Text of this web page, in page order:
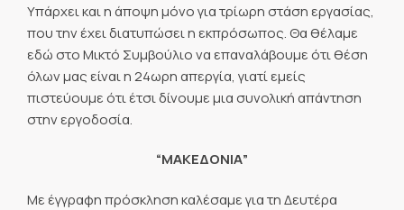
Υπάρχει και η άποψη μόνο για τρίωρη στάση εργασίας,
που την έχει διατυπώσει η εκπρόσωπος. Θα θέλαμε
εδώ στο Μικτό Συμβούλιο να επαναλάβουμε ότι θέση
όλων μας είναι η 24ωρη απεργία, γιατί εμείς
πιστεύουμε ότι έτσι δίνουμε μια συνολική απάντηση
στην εργοδοσία.
“ΜΑΚΕΔΟΝΙΑ”
Με έγγραφη πρόσκληση καλέσαμε για τη Δευτέρα